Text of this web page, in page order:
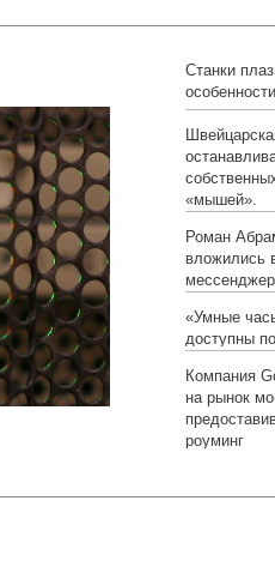
Станки
«мышей».
Роман
вложились
мессенджер
«Умные
доступны
Компания
на рынок
роуминг